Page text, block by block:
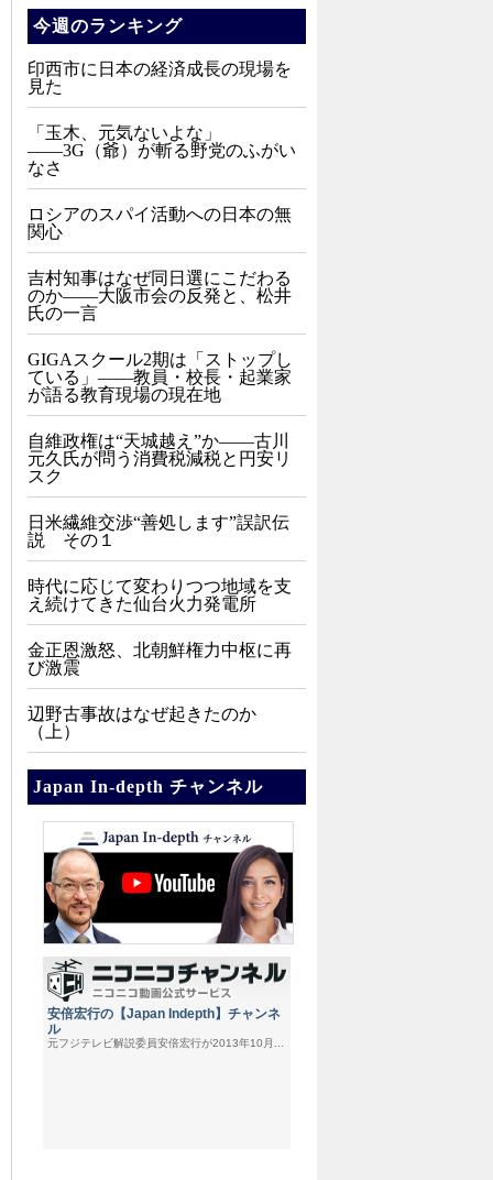
今週のランキング
印西市に日本の経済成長の現場を
見た
「玉木、元気ないよな」
――3G（爺）が斬る野党のふがい
なさ
ロシアのスパイ活動への日本の無
関心
吉村知事はなぜ同日選にこだわる
のか――大阪市会の反発と、松井
氏の一言
GIGAスクール2期は「ストップし
ている」——教員・校長・起業家
が語る教育現場の現在地
自維政権は“天城越え”か――古川
元久氏が問う消費税減税と円安リ
スク
日米繊維交渉“善処します”誤訳伝
説 その１
時代に応じて変わりつつ地域を支
え続けてきた仙台火力発電所
金正恩激怒、北朝鮮権力中枢に再
び激震
辺野古事故はなぜ起きたのか
（上）
Japan In-depth チャンネル